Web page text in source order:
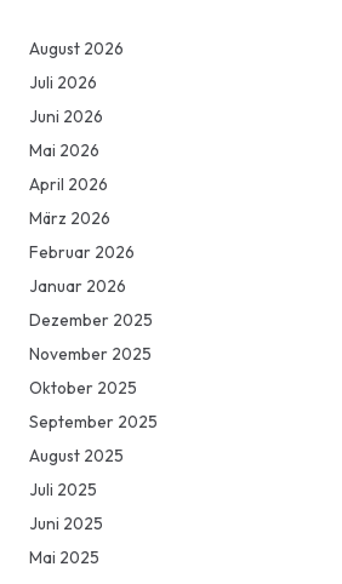
August 2026
Juli 2026
Juni 2026
Mai 2026
April 2026
März 2026
Februar 2026
Januar 2026
Dezember 2025
November 2025
Oktober 2025
September 2025
August 2025
Juli 2025
Juni 2025
Mai 2025